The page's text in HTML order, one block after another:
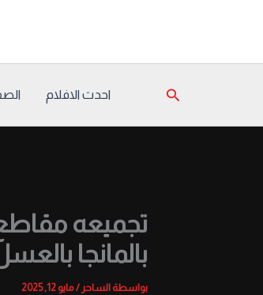
البحث احدث الافلام
تجميعه
بالمانجا
بواسطة الساحر/مايو 12, 2025